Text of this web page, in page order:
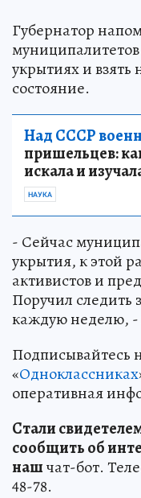
Губернатор
укрытиях и взять
состояние.
Над СССР
пришельцев:
искала и
НАУКА
- Сейчас
укрытия, к этой
активистов и
Поручил следить
каждую неделю, -
Подписывайтесь
«Одноклассниках
оперативная
Стали
сообщить об
нашчат-бот.
48-78.